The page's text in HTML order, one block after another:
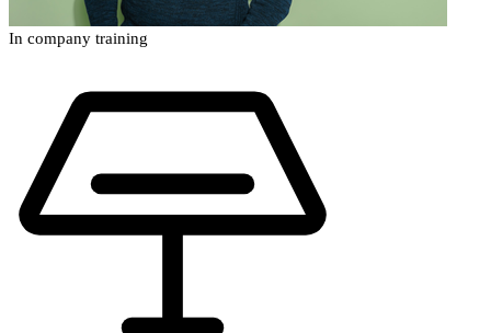
In company training